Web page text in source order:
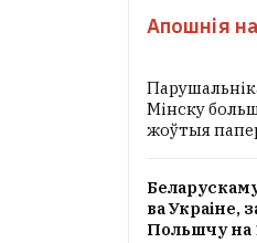
Апошнія
Мінску
жоўтыя
ва Украіне,
Польшчу на